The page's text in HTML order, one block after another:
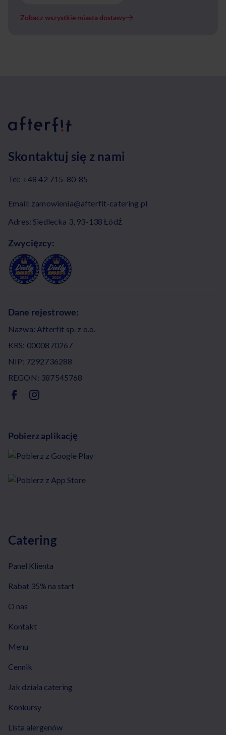
Zobacz wszystkie miasta dostawy
Skontaktuj się z nami
Tel: +48 42 715-80-85
Email: zamowienia@afterfit-catering.pl
Adres: Siedlecka 3, 93-138 Łódź
Zwycięzcy:
Dane rejestrowe:
Nazwa: Afterfit sp. z o.o.
KRS: 0000870267
NIP: 7292736288
REGON: 387545768
Pobierz aplikację
Catering
Panel Klienta
Rabat 35% na start
O nas
Kontakt
Menu
Cennik
Jak działa catering
Konkursy
Lista alergenów